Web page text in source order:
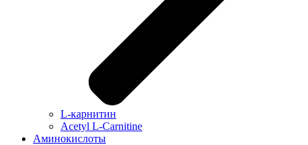
L-карнитин
Acetyl L-Carnitine
Аминокислоты